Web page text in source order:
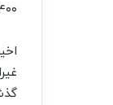
۱۴۰۰ در این محدوده از بازار